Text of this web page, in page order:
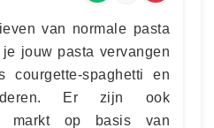
van normale pasta
jouw pasta vervangen
courgette-spaghetti en
Er zijn ook
markt op basis van